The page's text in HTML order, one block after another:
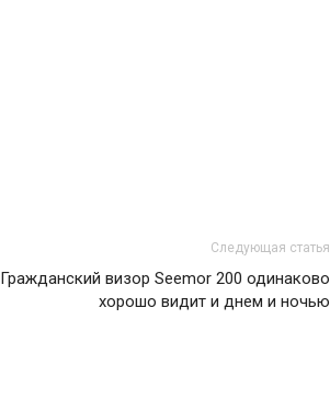
Следующая статья
Гражданский визор Seemor 200 одинаково
хорошо видит и днем и ночью